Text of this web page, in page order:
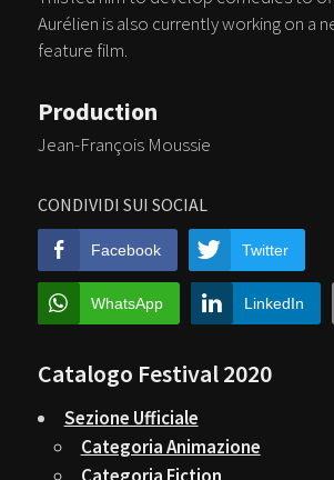
CONDIVIDI SUI SOCIAL
Facebook Twitter
WhatsApp LinkedIn
Aurélien is also currently working on a
feature film.
Production
Jean-François Moussie
Catalogo Festival 2020
Sezione Ufficiale
Categoria Animazione